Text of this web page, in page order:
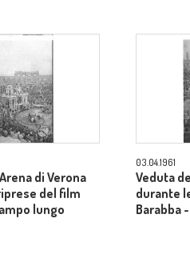
di Verona
del film
lungo
03.04.1961
Veduta
durante
Barabba